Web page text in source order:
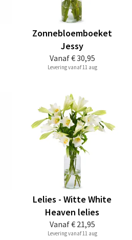
Vanaf€ 30,95
Zonnebloemboeket
Jessy
Levering vanaf 11 aug
Vanaf€ 21,95
Lelies - Witte White
Heaven lelies
Levering vanaf 11 aug